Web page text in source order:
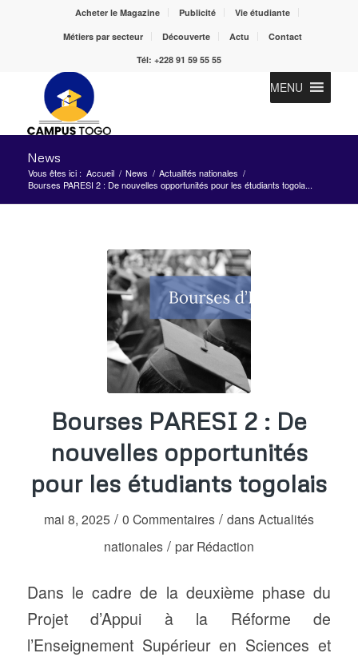
Acheter le Magazine Publicité
Vie étudiante
Métiers par secteur
Découverte Actu
Contact
Tél: +228 91 59 55 55
MENU
News
Vous êtes ici : Accueil / News / Actualités nationales /
Bourses PARESI 2 : De nouvelles opportunités pour les étudiants togola...
Bourses PARESI 2 : De
nouvelles opportunités
pour les étudiants togolais
mai 8, 2025 / 0 Commentaires / dansActualités
nationales / par Rédaction
Dans le cadre de la deuxième phase du
Projet d’Appui à la Réforme de
l’Enseignement Supérieur en Sciences et